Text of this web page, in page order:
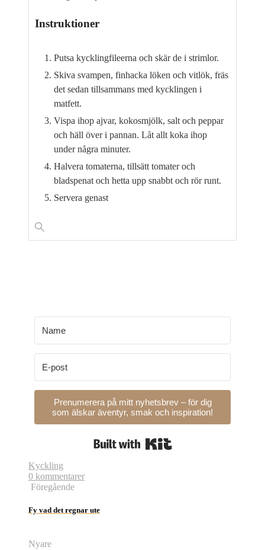
Instruktioner
Putsa kycklingfileerna och skär de i strimlor.
Skiva svampen, finhacka löken och vitlök, fräs
det sedan tillsammans med kycklingen i
matfett.
Vispa ihop ajvar, kokosmjölk, salt och peppar
och häll över i pannan. Låt allt koka ihop
under några minuter.
Halvera tomaterna, tillsätt tomater och
bladspenat och hetta upp snabbt och rör runt.
Servera genast
Prenumerera på mitt nyhetsbrev – för dig
som älskar äventyr, smak och inspiration!
Kyckling
0 kommentarer
Föregående
Fy vad det regnar ute
Nyare